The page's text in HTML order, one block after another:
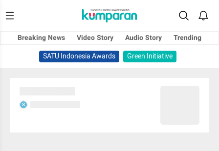
Breaking News Video Story Audio Story
Trending
SATU Indonesia Awards
Green Initiative
S